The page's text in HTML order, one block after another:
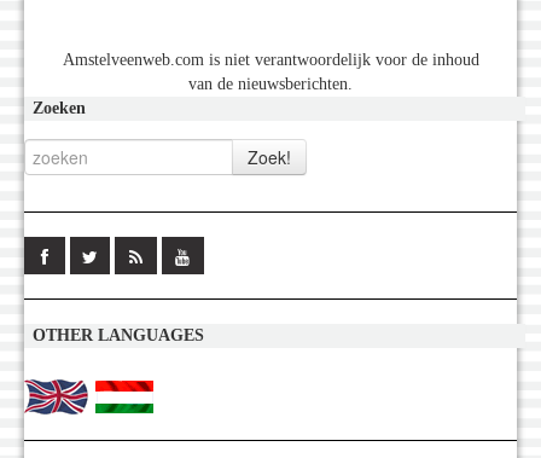
Amstelveenweb.com is niet verantwoordelijk voor de inhoud
van de nieuwsberichten.
Zoeken
OTHER LANGUAGES